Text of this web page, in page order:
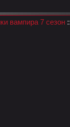
вампира 7 сезон